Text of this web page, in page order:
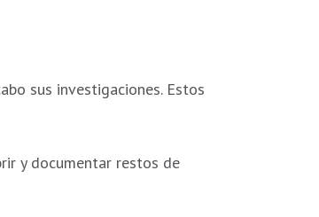
sus investigaciones. Estos
y documentar restos de